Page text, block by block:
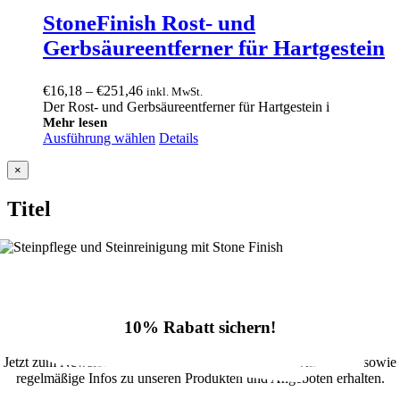
StoneFinish Rost- und
Gerbsäureentferner für Hartgestein
€16,18 – €251,46Preisspanne:
€16,18
€251,46
inkl. MwSt.
Der Rost- und Gerbsäureentferner für Hartgestein i
Mehr lesen
Ausführung wählen Details
Close
product
view
×
Titel
10% Rabatt sichern!
Jetzt zum Newsletter anmelden und 10% Rabatt im Onlineshop sowie
regelmäßige Infos zu unseren Produkten und Angeboten erhalten.